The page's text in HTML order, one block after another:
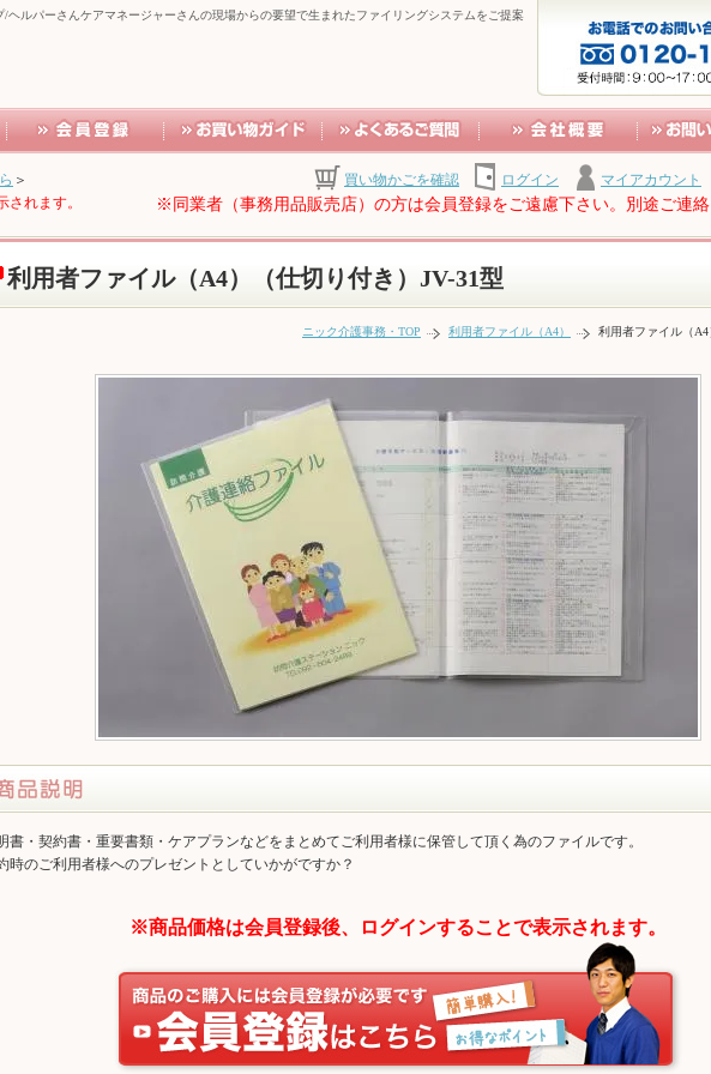
ルパーさんケアマネージャーさんの現場からの要望で生まれたファイリングシステムをご提案
＞
れます。
買い物かごを確認 ログイン マイアカウント
※同業者（事務用品販売店）の方は会員登録をご遠慮下さい。別途ご連絡
利用者ファイル（A4）（仕切り付き）JV-31型
ニック介護事務・TOP 利用者ファイル（A4） 利用者ファイル（A4
書・契約書・重要書類・ケアプランなどをまとめてご利用者様に保管して頂く為のファイルです。
時のご利用者様へのプレゼントとしていかがですか？
※商品価格は会員登録後、ログインすることで表示されます。